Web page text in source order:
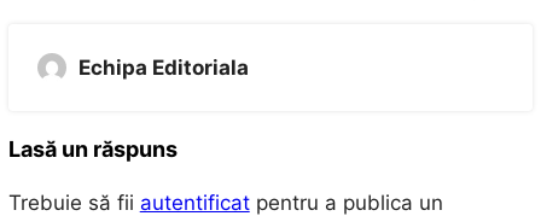
Echipa Editoriala
Lasă un răspuns
Trebuie să fii autentificatpentru a publica un